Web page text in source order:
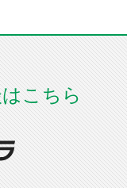
こちら